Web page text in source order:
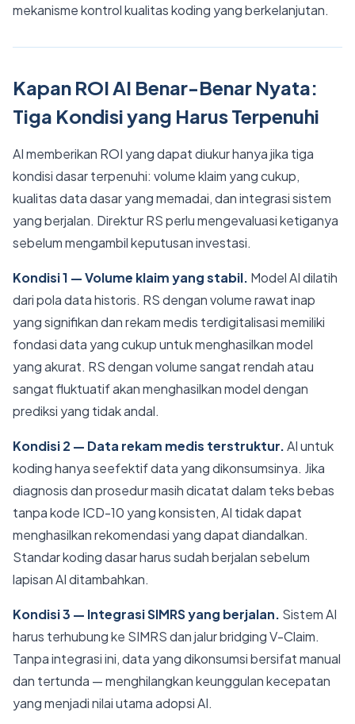
mekanisme kontrol kualitas koding yang berkelanjutan.
Kapan ROI AI Benar-Benar Nyata:
Tiga Kondisi yang Harus Terpenuhi
AI memberikan ROI yang dapat diukur hanya jika tiga
kondisi dasar terpenuhi: volume klaim yang cukup,
kualitas data dasar yang memadai, dan integrasi sistem
yang berjalan. Direktur RS perlu mengevaluasi ketiganya
sebelum mengambil keputusan investasi.
Kondisi 1 — Volume klaim yang stabil. Model AI dilatih
dari pola data historis. RS dengan volume rawat inap
yang signifikan dan rekam medis terdigitalisasi memiliki
fondasi data yang cukup untuk menghasilkan model
yang akurat. RS dengan volume sangat rendah atau
sangat fluktuatif akan menghasilkan model dengan
prediksi yang tidak andal.
Kondisi 2 — Data rekam medis terstruktur.AI untuk
koding hanya seefektif data yang dikonsumsinya. Jika
diagnosis dan prosedur masih dicatat dalam teks bebas
tanpa kode ICD-10 yang konsisten, AI tidak dapat
menghasilkan rekomendasi yang dapat diandalkan.
Standar koding dasar harus sudah berjalan sebelum
lapisan AI ditambahkan.
Kondisi 3 — Integrasi SIMRS yang berjalan. Sistem AI
harus terhubung ke SIMRS dan jalur bridging V-Claim.
Tanpa integrasi ini, data yang dikonsumsi bersifat manual
dan tertunda — menghilangkan keunggulan kecepatan
yang menjadi nilai utama adopsi AI.